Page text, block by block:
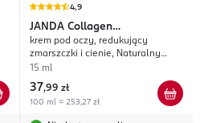
4,9
JANDA Collagen
Reconstructor
krem pod oczy, redukujący
zmarszczki i cienie, Naturalny
Kolagen
15 ml
37,99 zł
100 ml = 253,27 zł